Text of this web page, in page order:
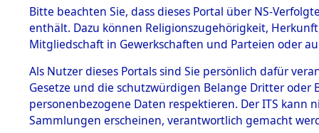
BESTÄNDE
1.
mente
5. Verschiedenes
5.3
Todesmärsche
Bitte beachten Sie, dass dieses Portal über NS-
enthält. Dazu können Religionszugehörigkeit,
Mitgliedschaft in Gewerkschaften und Parteien oder
Als Nutzer dieses Portals sind Sie persönlich dafür
Gesetze und die schutzwürdigen Belange Dritter
personenbezogene Daten respektieren. Der ITS
Sammlungen erscheinen, verantwortlich gemacht